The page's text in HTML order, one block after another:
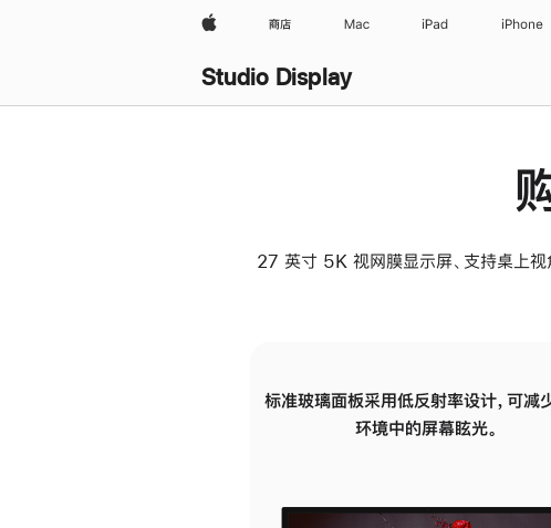
Apple 商店 Mac iPad iPhone
Studio Display
27 英寸 5K 视网膜显示屏、支持桌上
标准玻璃面板采用低反射率设计，可减
环境中的屏幕眩光。